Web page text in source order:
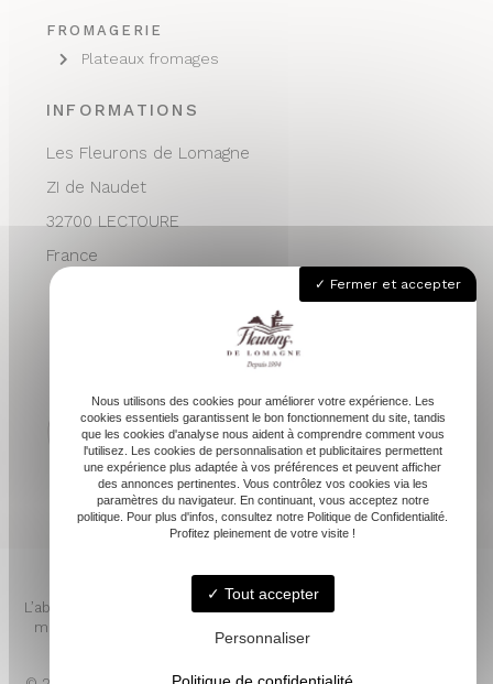
INFORMATIONS
Les Fleurons de Lomagne
ZI de Naudet
32700 LECTOURE
France
contactvpc@fleuronsdelomagne.com
Depuis 1994
FROMAGERIE
Plateaux fromages
L’abus d’alcool est dangereux pour la santé. À consommer avec
modération. Pour votre santé, mangez au moins cinq fruits et
légumes par jour. www.mangerbouger.fr
Fermer et accepter
Nous utilisons des cookies pour améliorer votre expérience. Les
cookies essentiels garantissent le bon fonctionnement du site, tandis
que les cookies d'analyse nous aident à comprendre comment vous
l'utilisez. Les cookies de personnalisation et publicitaires permettent
une expérience plus adaptée à vos préférences et peuvent afficher
des annonces pertinentes. Vous contrôlez vos cookies via les
paramètres du navigateur. En continuant, vous acceptez notre
politique. Pour plus d'infos, consultez notre Politique de Confidentialité.
Profitez pleinement de votre visite !
Tout accepter
Personnaliser